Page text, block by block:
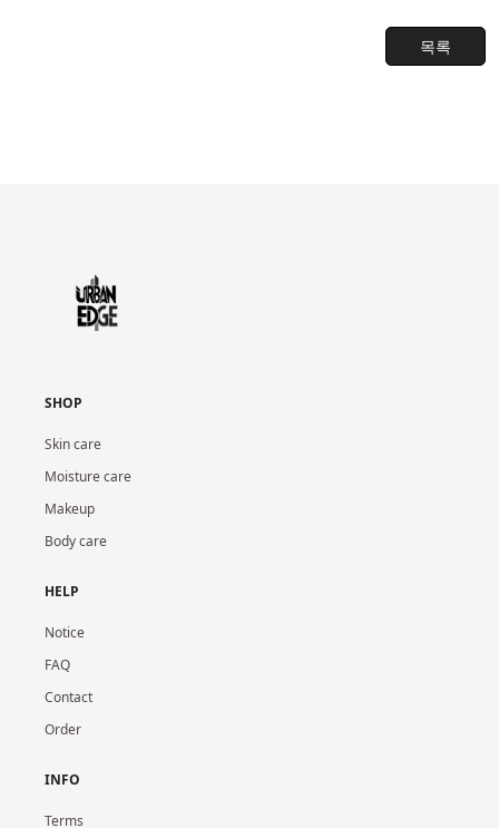
목록
SHOP
Skin care
Moisture care
Makeup
Body care
HELP
Notice
FAQ
Contact
Order
INFO
Terms